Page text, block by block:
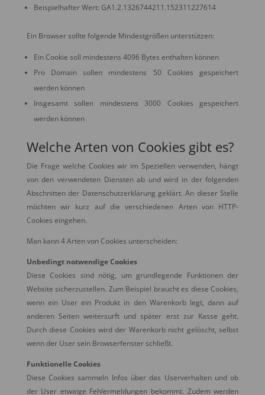
Beispielhafter Wert: GA1.2.1326744211.152311227614
Ein Browser sollte folgende Mindestgrößen unterstützen:
Ein Cookie soll mindestens 4096 Bytes enthalten können
Pro Domain sollen mindestens 50 Cookies gespeichert
werden können
Insgesamt sollen mindestens 3000 Cookies gespeichert
werden können
Welche Arten von Cookies gibt es?
Die Frage welche Cookies wir im Speziellen verwenden, hängt
von den verwendeten Diensten ab und wird in der folgenden
Abschnitten der Datenschutzerklärung geklärt. An dieser Stelle
möchten wir kurz auf die verschiedenen Arten von HTTP-
Cookies eingehen.
Man kann 4 Arten von Cookies unterscheiden:
Unbedingt notwendige Cookies
Diese Cookies sind nötig, um grundlegende Funktionen der
Website sicherzustellen. Zum Beispiel braucht es diese Cookies,
wenn ein User ein Produkt in den Warenkorb legt, dann auf
anderen Seiten weitersurft und später erst zur Kasse geht.
Durch diese Cookies wird der Warenkorb nicht gelöscht, selbst
wenn der User sein Browserfenster schließt.
Funktionelle Cookies
Diese Cookies sammeln Infos über das Userverhalten und ob
der User etwaige Fehlermeldungen bekommt. Zudem werden